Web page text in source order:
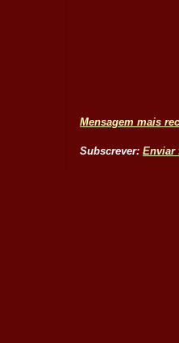
Mensagem mais
Subscrever:Enviar